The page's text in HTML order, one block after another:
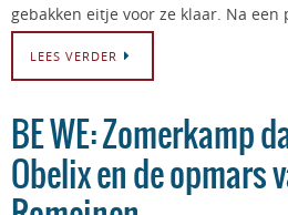
gebakken eitje voor ze klaar. Na
LEES VERDER
BE WE: Zomerkamp
Obelix en de opmars